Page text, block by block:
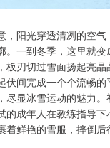
，阳光穿透清冽的空
。一到冬季，这里就变
板刃切过雪面扬起亮
伏间完成一个个流畅
尽显冰雪运动的魅力
的成年人在教练指导下
鲜艳的雪服，摔倒后